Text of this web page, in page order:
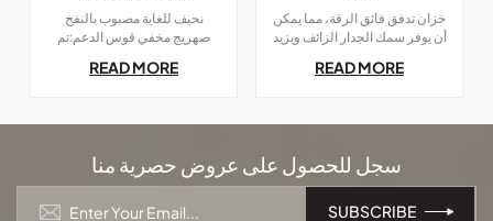
نحيف للغاية مصبوب بالنفخ
صهريج مخفي قوس الدعم:تم
خصيصًا للقوالب المنفوخة فائقة
نظام خزان المياه.
READ MORE
خزان تدفق فائق الرقة، مما يمكن
أن يوفر سمك الجدار الزائف ويزيد
READ MORE
سجل للحصول على عروض حصرية منا